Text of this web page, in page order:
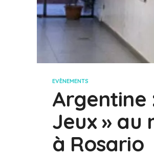
EVÈNEMENTS
Argentine
Jeux » au
à Rosario